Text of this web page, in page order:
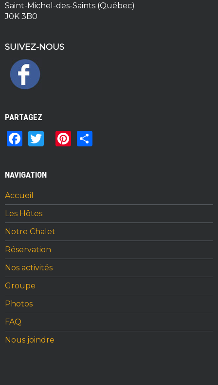
Saint-Michel-des-Saints (Québec)
J0K 3B0
SUIVEZ-NOUS
PARTAGEZ
F
a
c
e
b
o
o
k
w
it
te
r
Pi
n
st
NAVIGATION
Accueil
Les Hôtes
Notre Chalet
Réservation
Nos activités
Groupe
Photos
FAQ
Nous joindre